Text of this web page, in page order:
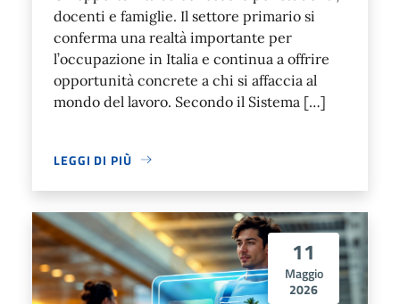
docenti e famiglie. Il settore primario si
conferma una realtà importante per
l’occupazione in Italia e continua a offrire
opportunità concrete a chi si affaccia al
mondo del lavoro. Secondo il Sistema […]
LEGGI DI PIÙ
11
Maggio
2026